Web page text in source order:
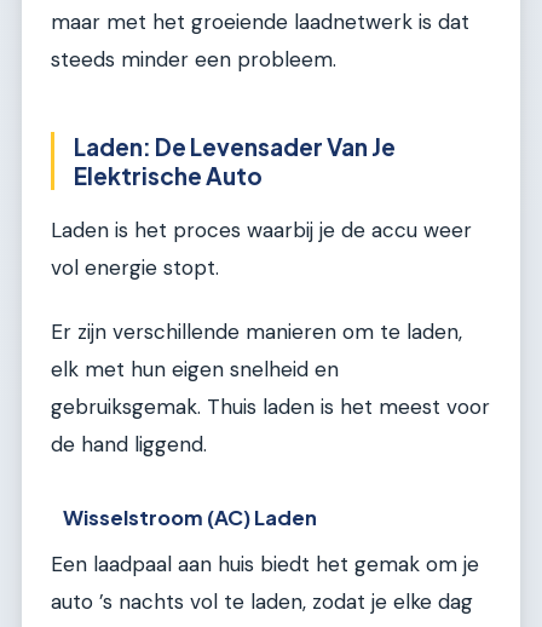
maar met het groeiende laadnetwerk is dat
steeds minder een probleem.
Laden: De Levensader Van Je
Elektrische Auto
Laden is het proces waarbij je de accu weer
vol energie stopt.
Er zijn verschillende manieren om te laden,
elk met hun eigen snelheid en
gebruiksgemak. Thuis laden is het meest voor
de hand liggend.
Wisselstroom (AC) Laden
Een laadpaal aan huis biedt het gemak om je
auto ’s nachts vol te laden, zodat je elke dag